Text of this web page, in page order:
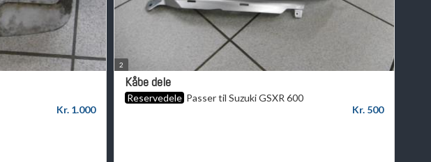
Kr. 1.000
2
Kåbe dele
ReservedelePasser til Suzuki GSXR 600
Kr. 500